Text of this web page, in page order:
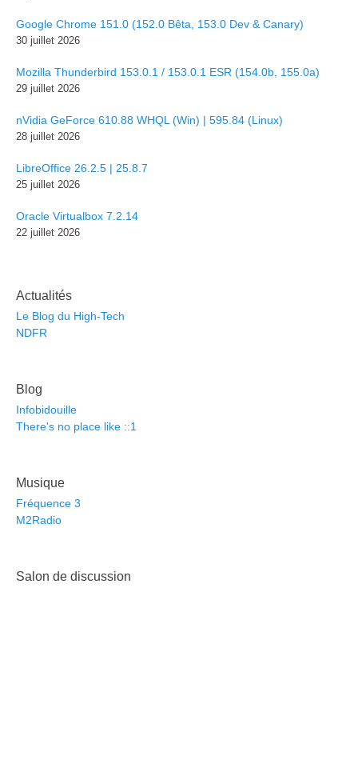
Google Chrome 151.0 (152.0 Bêta, 153.0 Dev & Canary)
30 juillet 2026
Mozilla Thunderbird 153.0.1 / 153.0.1 ESR (154.0b, 155.0a)
29 juillet 2026
nVidia GeForce 610.88 WHQL (Win) | 595.84 (Linux)
28 juillet 2026
LibreOffice 26.2.5 | 25.8.7
25 juillet 2026
Oracle Virtualbox 7.2.14
22 juillet 2026
Actualités
Le Blog du High-Tech
NDFR
Blog
Infobidouille
There's no place like ::1
Musique
Fréquence 3
M2Radio
Salon de discussion